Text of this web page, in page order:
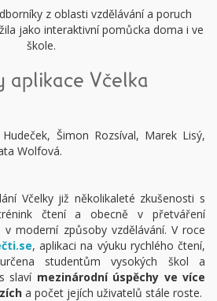
z oblasti vzdělávání a poruch
jako interaktivní pomůcka doma i ve
škole.
aplikace Včelka
Šimon Rozsíval, Marek Lisý,
Wolfová.
Včelky již několikaleté zkušenosti s
čtení a obecně v přetváření
v moderní způsoby vzdělávání. V roce
, aplikaci na výuku rychlého čtení,
studentům vysokých škol a
slaví mezinárodní úspěchy ve více
a počet jejích uživatelů stále roste.